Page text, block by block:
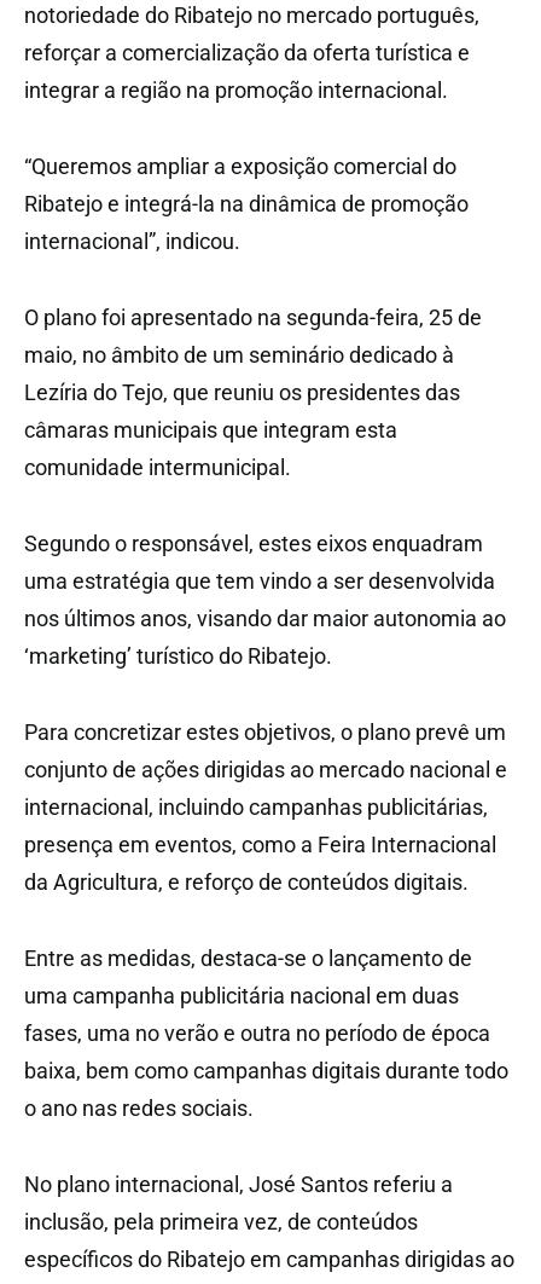
notoriedade do Ribatejo no mercado português,
reforçar a comercialização da oferta turística e
integrar a região na promoção internacional.
“Queremos ampliar a exposição comercial do
Ribatejo e integrá-la na dinâmica de promoção
internacional”, indicou.
O plano foi apresentado na segunda-feira, 25 de
maio, no âmbito de um seminário dedicado à
Lezíria do Tejo, que reuniu os presidentes das
câmaras municipais que integram esta
comunidade intermunicipal.
Segundo o responsável, estes eixos enquadram
uma estratégia que tem vindo a ser desenvolvida
nos últimos anos, visando dar maior autonomia ao
‘marketing’ turístico do Ribatejo.
Para concretizar estes objetivos, o plano prevê um
conjunto de ações dirigidas ao mercado nacional e
internacional, incluindo campanhas publicitárias,
presença em eventos, como a Feira Internacional
da Agricultura, e reforço de conteúdos digitais.
Entre as medidas, destaca-se o lançamento de
uma campanha publicitária nacional em duas
fases, uma no verão e outra no período de época
baixa, bem como campanhas digitais durante todo
o ano nas redes sociais.
No plano internacional, José Santos referiu a
inclusão, pela primeira vez, de conteúdos
específicos do Ribatejo em campanhas dirigidas ao